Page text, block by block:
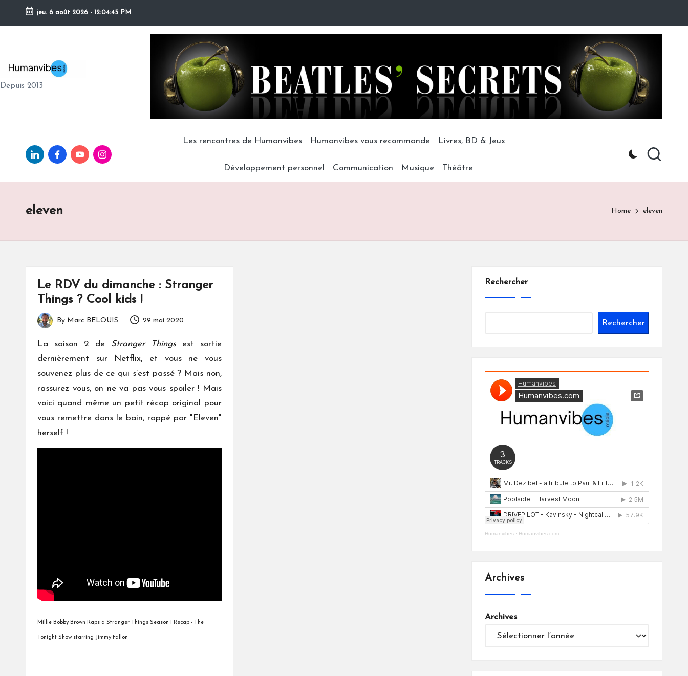
Skip
jeu. 6 août 2026 - 12:04:46 PM
H
U
V
Depuis 2013
Linkedin.comfacebook.com
Youtube.comInstagram.com
Les rencontres de Humanvibes Humanvibes vous recommande Livres, BD & Jeux
Développement personnel Communication Musique Théâtre
eleven Home eleven
Le RDV du dimanche : Stranger
Things ? Cool kids !
Posted
by
By Marc BELOUIS 29 mai 2020
La saison 2 de Stranger Things est sortie
dernièrement sur Netflix, et vous ne vous
souvenez plus de ce qui s’est passé ? Mais non,
rassurez vous, on ne va pas vous spoiler ! Mais
voici quand même un petit récap original pour
vous remettre dans le bain, rappé par "Eleven"
herself !
Millie Bobby Brown Raps a Stranger Things Season 1 Recap - The
Tonight Show starring Jimmy Fallon
Rechercher
Rechercher
Humanvibes· Humanvibes.com
Archives
Archives